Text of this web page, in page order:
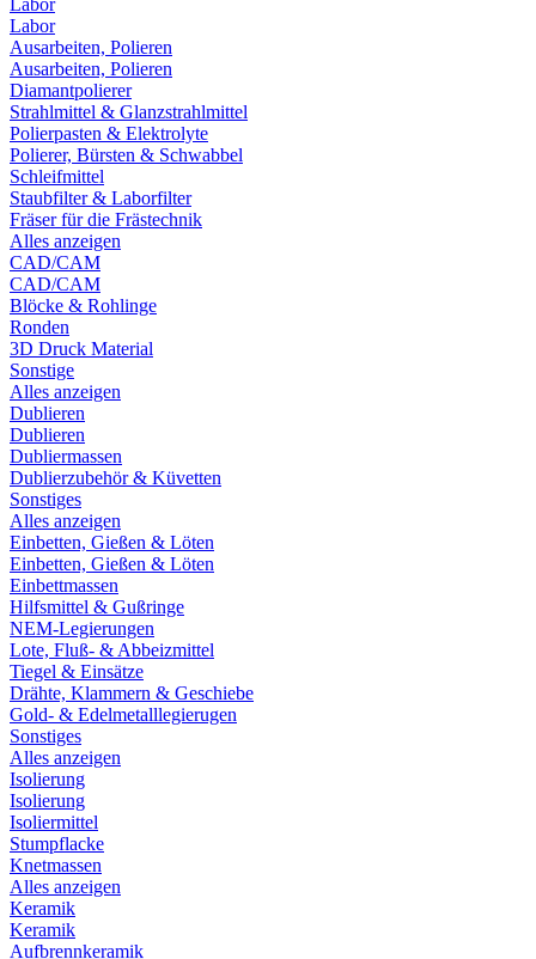
Labor
Labor
Ausarbeiten, Polieren
Ausarbeiten, Polieren
Diamantpolierer
Strahlmittel & Glanzstrahlmittel
Polierpasten & Elektrolyte
Polierer, Bürsten & Schwabbel
Schleifmittel
Staubfilter & Laborfilter
Fräser für die Frästechnik
Alles anzeigen
CAD/CAM
CAD/CAM
Blöcke & Rohlinge
Ronden
3D Druck Material
Sonstige
Alles anzeigen
Dublieren
Dublieren
Dubliermassen
Dublierzubehör & Küvetten
Sonstiges
Alles anzeigen
Einbetten, Gießen & Löten
Einbetten, Gießen & Löten
Einbettmassen
Hilfsmittel & Gußringe
NEM-Legierungen
Lote, Fluß- & Abbeizmittel
Tiegel & Einsätze
Drähte, Klammern & Geschiebe
Gold- & Edelmetalllegierugen
Sonstiges
Alles anzeigen
Isolierung
Isolierung
Isoliermittel
Stumpflacke
Knetmassen
Alles anzeigen
Keramik
Keramik
Aufbrennkeramik